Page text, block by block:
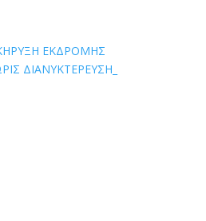
ΕΚΔΡΟΜΗΣ
ΔΙΑΝΥΚΤΕΡΕΥΣΗ_